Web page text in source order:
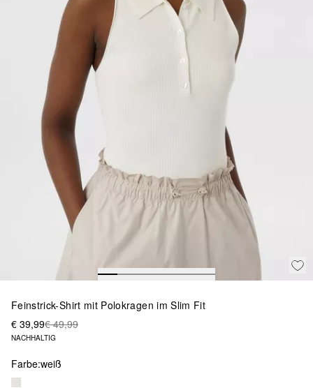
Feinstrick-Shirt mit Polokragen im Slim Fit
€ 39,99€ 49,99
NACHHALTIG
Farbe:weiß